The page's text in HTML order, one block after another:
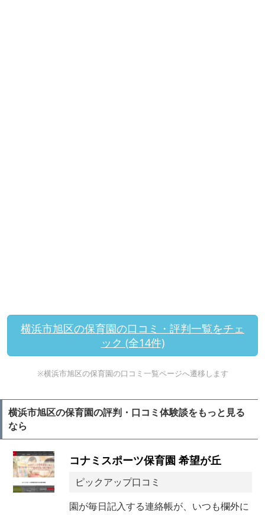
横浜市旭区の保育園の口コミ・評判一覧をチェ
ック (全14件)
※横浜市旭区の保育園の口コミ一覧ページへ遷移します
横浜市旭区の保育園の評判・口コミ体験談をもっと見る
なら
コナミスポーツ保育園 希望が丘
ピックアップ口コミ
園が毎日記入する連絡帳が、いつも欄外に